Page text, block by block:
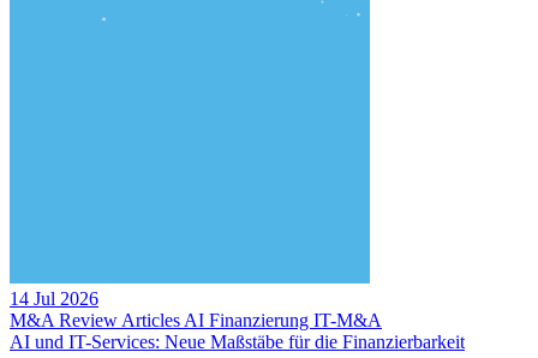
14 Jul 2026
M&A Review Articles AI Finanzierung IT-M&A
AI und IT-Services: Neue Maßstäbe für die Finanzierbarkeit